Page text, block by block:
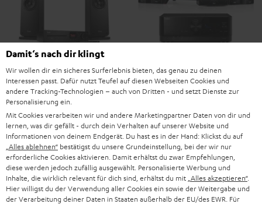
ULTIMA
40
KOMBO
3
Schwarz
ULTIMA
40
KOMBO
3
Weiß
ULTIMA 40 KOMBO 3
Spielfertig mit CD-Receiver und
829,99€
769,99 €Letzter niedrigster Preis
999,99€Originalpreis
CONSONO
35
Yamaha
RX-
V4A
"5.1-
Set"
Schwarz
CONSONO
35
Yamaha
RX-
V4A
"5.1-
Set"
Schwarz
/
CONSONO 35 + Yamaha RX-V4A
Mit externem AV-Receiver
799,99€
749,99€Letzter niedrigster Preis
1.029,99€ Originalpreis
Damit‘s nach dir klingt
Wir wollen dir ein sicheres Surferlebnis bieten, das genau zu deinen
Interessen passt. Dafür nutzt Teufel auf diesen Webseiten Cookies und
andere Tracking-Technologien – auch von Dritten - und setzt Dienste zur
Personalisierung ein.
Mit Cookies verarbeiten wir und andere Marketingpartner Daten von dir und
lernen, was dir gefällt - durch dein Verhalten auf unserer Website und
Informationen von deinem Endgerät. Du hast es in der Hand: Klickst du auf
„Alles ablehnen“ bestätigst du unsere Grundeinstellung, bei der wir nur
erforderliche Cookies aktivieren. Damit erhältst du zwar Empfehlungen,
diese werden jedoch zufällig ausgewählt. Personalisierte Werbung und
Inhalte, die wirklich relevant für dich sind, erhältst du mit „Alles akzeptieren“.
Hier willigst du der Verwendung aller Cookies ein sowie der Weitergabe und
der Verarbeitung deiner Daten in Staaten außerhalb der EU/des EWR. Für